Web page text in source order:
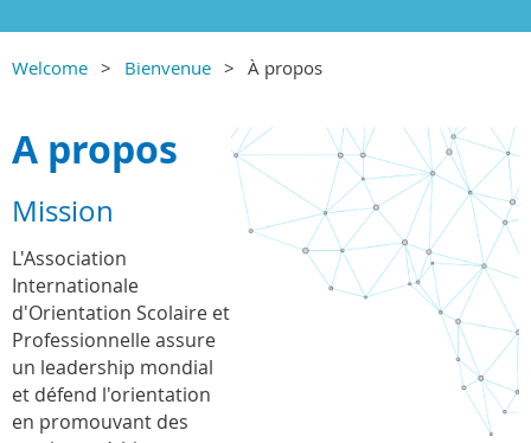
Welcome Bienvenue À propos
A propos
Mission
L'Association
Internationale
d'Orientation Scolaire et
Professionnelle assure
un leadership mondial
et défend l'orientation
en promouvant des